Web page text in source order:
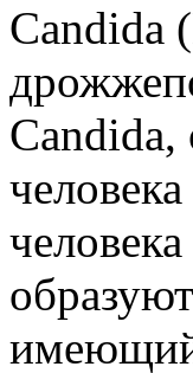
Candida
Candida,
имеющий